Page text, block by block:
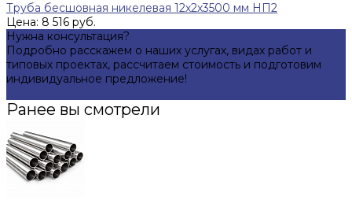
Труба бесшовная никелевая 12х2х3500 мм НП2
Цена: 8 516 руб.
Нужна консультация?
Подробно расскажем о наших услугах, видах работ и
типовых проектах, рассчитаем стоимость и подготовим
индивидуальное предложение!
Ранее вы смотрели